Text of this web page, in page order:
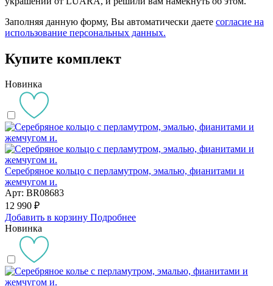
Заполняя данную форму, Вы автоматически даете согласие на
использование персональных данных.
Купите комплект
Новинка
Серебряное кольцо с перламутром, эмалью, фианитами и
жемчугом и.
Арт: BR08683
12 990 ₽
Добавить в корзину Подробнее
Новинка